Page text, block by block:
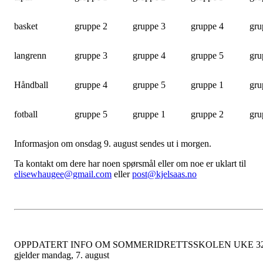
basket gruppe 2 gruppe 3 gruppe 4
langrenn gruppe 3 gruppe 4 gruppe 5
Håndball gruppe 4 gruppe 5 gruppe 1
fotball gruppe 5 gruppe 1 gruppe 2
Informasjon om onsdag 9. august sendes ut i morgen.
Ta kontakt om dere har noen spørsmål eller om noe er uklart til
elisewhaugee@gmail.com ellerpost@kjelsaas.no
OPPDATERT INFO OM SOMMERIDRETTSSKOLEN UKE
gjelder mandag, 7. august